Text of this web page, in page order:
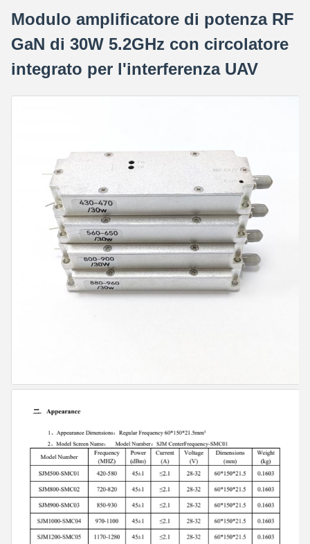
Modulo amplificatore di potenza RF
GaN di 30W 5.2GHz con circolatore
integrato per l'interferenza UAV